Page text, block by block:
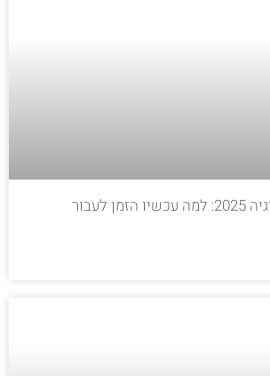
תחזית מחירי האנרגיה 2025: למה עכשיו הזמן לעבור